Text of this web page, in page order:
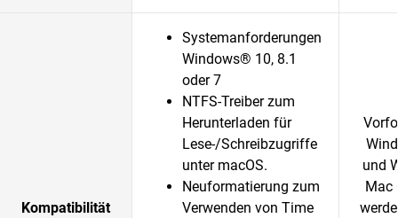
Kompatibilität
Systemanforderungen
Windows® 10, 8.1
oder 7
NTFS-Treiber zum
Herunterladen für
Lese-/Schreibzugriffe
unter macOS.
Neuformatierung zum
Verwenden von Time
und
Mac